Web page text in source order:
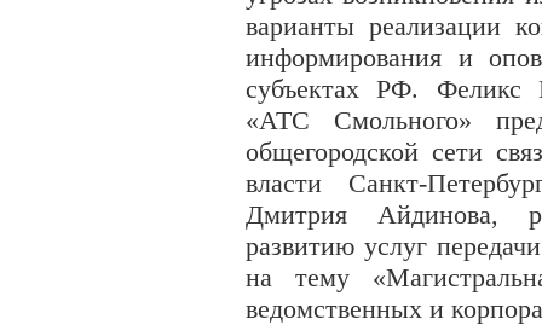
варианты реализации
информирования и
субъектах РФ.
«АТС Смольного»
общегородской сети
власти Санкт-
Дмитрия Айдинова,
развитию услуг
на тему
ведомственных и